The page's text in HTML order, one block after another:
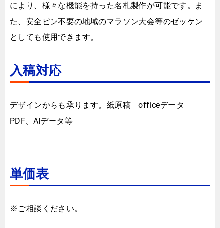
により、様々な機能を持った名札製作が可能です。ま
た、安全ピン不要の地域のマラソン大会等のゼッケン
としても使用できます。
入稿対応
デザインからも承ります。紙原稿 officeデータ
PDF、AIデータ等
単価表
※ご相談ください。